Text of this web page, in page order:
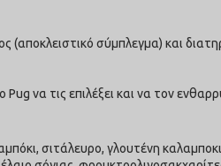
σύμπλεγμα) και
να τις επιλέξει και να τον
σιτάλευρο, γλουτένη